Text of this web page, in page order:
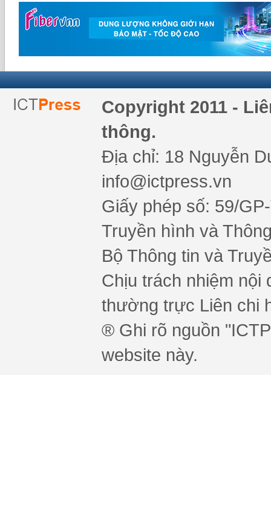
Copyright 2011 -
thông.
Địa chỉ: 18 Nguyễn
info@ictpress.vn
Giấy phép số: 59/
Truyền hình và
Bộ Thông tin và
Chịu trách nhiệm nội
thường trực Liên chi
® Ghi rõ nguồn
website này.